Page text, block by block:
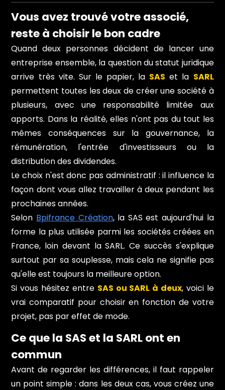
Vous avez trouvé votre associé,
reste à choisir le bon cadre
Quand deux personnes décident de lancer une
entreprise ensemble, la question du statut juridique
arrive très vite. Sur le papier, la SAS et la SARL
permettent toutes les deux de créer une société à
plusieurs, avec une responsabilité limitée aux
apports. Dans la réalité, elles n'ont pas du tout les
mêmes conséquences sur la gouvernance, la
rémunération, l'entrée d'investisseurs ou la
distribution des dividendes.
Le choix n'est donc pas administratif : il influence la
façon dont vous allez travailler à deux pendant les
prochaines années.
Selon Bpifrance Création, la SAS est aujourd'hui la
forme la plus utilisée parmi les sociétés créées en
France, loin devant la SARL. Ce succès s'explique
surtout par sa souplesse, mais cela ne signifie pas
qu'elle est toujours la meilleure option.
Si vous hésitez entre SAS ou SARL à deux, voici le
vrai comparatif pour choisir en fonction de votre
projet, pas par effet de mode.
Ce que la SAS et la SARL ont en
commun
Avant de regarder les différences, il faut rappeler
un point simple : dans les deux cas, vous créez une